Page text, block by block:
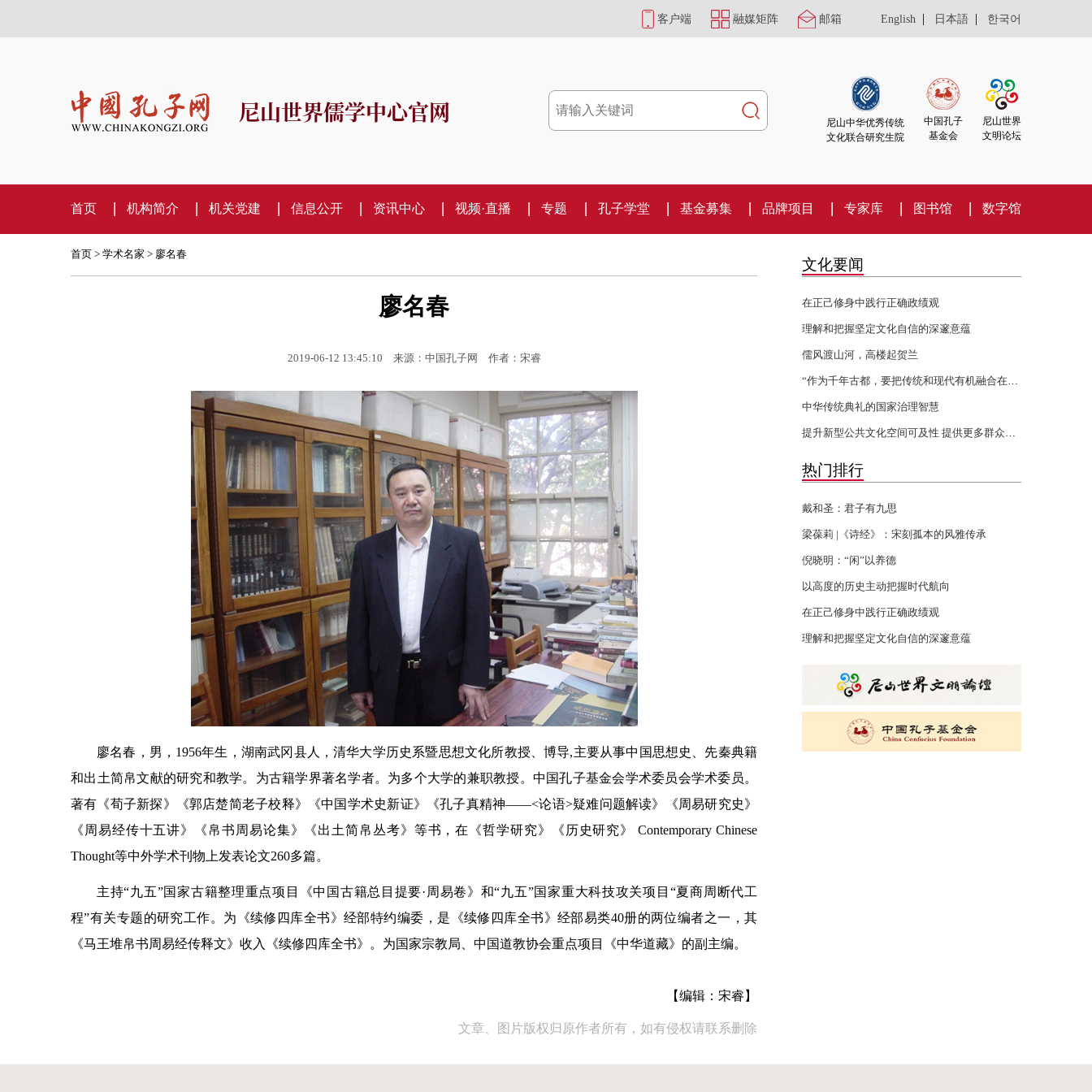
客户端 融媒矩阵 邮箱 English | 日本語 | 한국어
尼山世界儒学中心官网
尼山中华优秀传统
文化联合研究生院
中国孔子
基金会
尼山世界
文明论坛
首页 机构简介 机关党建 信息公开 资讯中心 视频·直播 专题 孔子学堂 基金募集 品牌项目 专家库 图书馆 数字馆
首页 > 学术名家 > 廖名春
廖名春
2019-06-12 13:45:10 来源：中国孔子网 作者：宋睿
廖名春，男，1956年生，湖南武冈县人，清华大学历史系暨思想文化所教授、博导,主要从事中国思想史、先秦典籍
和出土简帛文献的研究和教学。为古籍学界著名学者。为多个大学的兼职教授。中国孔子基金会学术委员会学术委员。
著有《荀子新探》《郭店楚简老子校释》《中国学术史新证》《孔子真精神——<论语>疑难问题解读》《周易研究史》
《周易经传十五讲》《帛书周易论集》《出土简帛丛考》等书，在《哲学研究》《历史研究》 Contemporary Chinese
Thought等中外学术刊物上发表论文260多篇。
主持“九五”国家古籍整理重点项目《中国古籍总目提要·周易卷》和“九五”国家重大科技攻关项目“夏商周断代工
程”有关专题的研究工作。为《续修四库全书》经部特约编委，是《续修四库全书》经部易类40册的两位编者之一，其
《马王堆帛书周易经传释文》收入《续修四库全书》。为国家宗教局、中国道教协会重点项目《中华道藏》的副主编。
【编辑：宋睿】
文章、图片版权归原作者所有，如有侵权请联系删除
文化要闻
在正己修身中践行正确政绩观
理解和把握坚定文化自信的深邃意蕴
儒风渡山河，高楼起贺兰
中华传统典礼的国家治理智慧
热门排行
戴和圣：君子有九思
梁葆莉 |《诗经》：宋刻孤本的风雅传承
倪晓明：“闲”以养德
以高度的历史主动把握时代航向
在正己修身中践行正确政绩观
理解和把握坚定文化自信的深邃意蕴